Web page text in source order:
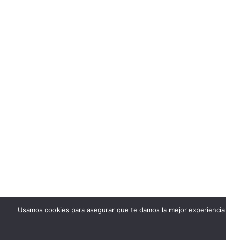
Usamos cookies para asegurar que te damos la mejor